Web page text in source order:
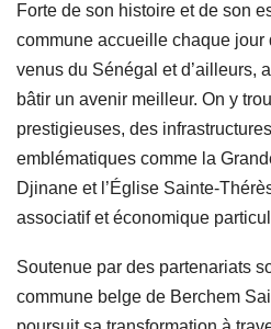
Forte de son histoire et de son
commune accueille chaque jour
venus du Sénégal et d’ailleurs,
bâtir un avenir meilleur. On y
prestigieuses, des
emblématiques comme la
Djinane et l’Église Sainte-
associatif et économique
Soutenue par des partenariats
commune belge de Berchem